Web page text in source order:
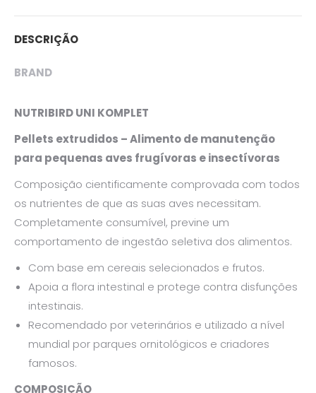
DESCRIÇÃO
BRAND
NUTRIBIRD UNI KOMPLET
Pellets extrudidos – Alimento de manutenção
para pequenas aves frugívoras e insectívoras
Composição cientificamente comprovada com todos
os nutrientes de que as suas aves necessitam.
Completamente consumível, previne um
comportamento de ingestão seletiva dos alimentos.
Com base em cereais selecionados e frutos.
Apoia a flora intestinal e protege contra disfunções
intestinais.
Recomendado por veterinários e utilizado a nível
mundial por parques ornitológicos e criadores
famosos.
COMPOSIÇÃO